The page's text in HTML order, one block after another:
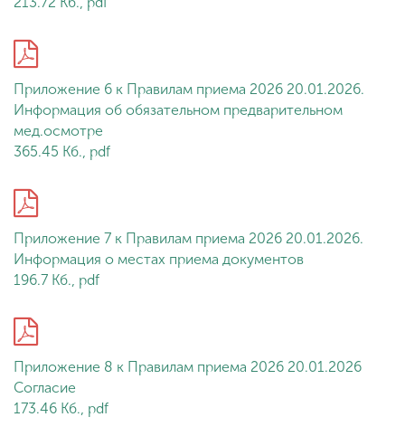
Приложение 6 к Правилам приема 2026 20.01.2026.
Информация об обязательном предварительном
мед.осмотре
365.45 Кб., pdf
Приложение 7 к Правилам приема 2026 20.01.2026.
Информация о местах приема документов
196.7 Кб., pdf
Приложение 8 к Правилам приема 2026 20.01.2026
Согласие
173.46 Кб., pdf